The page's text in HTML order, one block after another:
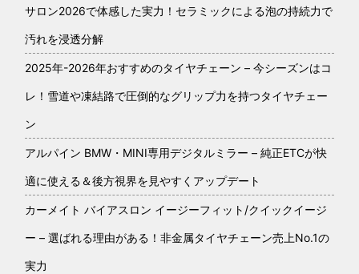
サロン2026で体感した実力！セラミックによる泡の持続力で
汚れを浸透分解
2025年-2026年おすすめのタイヤチェーン – 今シーズンはコ
レ！雪道や凍結路で圧倒的なグリップ力を持つタイヤチェー
ン
アルパイン BMW・MINI専用デジタルミラー – 純正ETCが快
適に使える＆後方視界を見やすくアップデート
カーメイト バイアスロン イージーフィット/クイックイージ
ー – 選ばれる理由がある！非金属タイヤチェーン売上No.1の
実力